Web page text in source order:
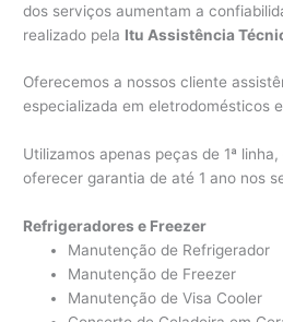
dos serviços aumentam a
realizado pela Itu Assistência
Oferecemos a nossos cliente
especializada em eletrodomésticos
Utilizamos apenas peças de 1ª
oferecer garantia de até 1 ano nos
Refrigeradores e Freezer
Manutenção de Refrigerador
Manutenção de Freezer
Manutenção de Visa Cooler